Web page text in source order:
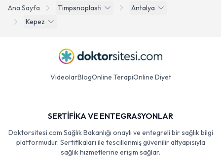
Ana Sayfa Timpsnoplasti
Antalya
Kepez
VideolarBlogOnline TerapiOnline Diyet
SERTİFİKA VE ENTEGRASYONLAR
Doktorsitesi.com Sağlık Bakanlığı onaylı ve entegreli bir sağlık bilgi
platformudur. Sertifikaları ile tescillenmiş güvenilir altyapısıyla
sağlık hizmetlerine erişim sağlar.